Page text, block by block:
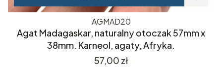
AGMAD20
Agat Madagaskar, naturalny otoczak 57mm x
38mm. Karneol, agaty, Afryka.
Cena
57,00 zł